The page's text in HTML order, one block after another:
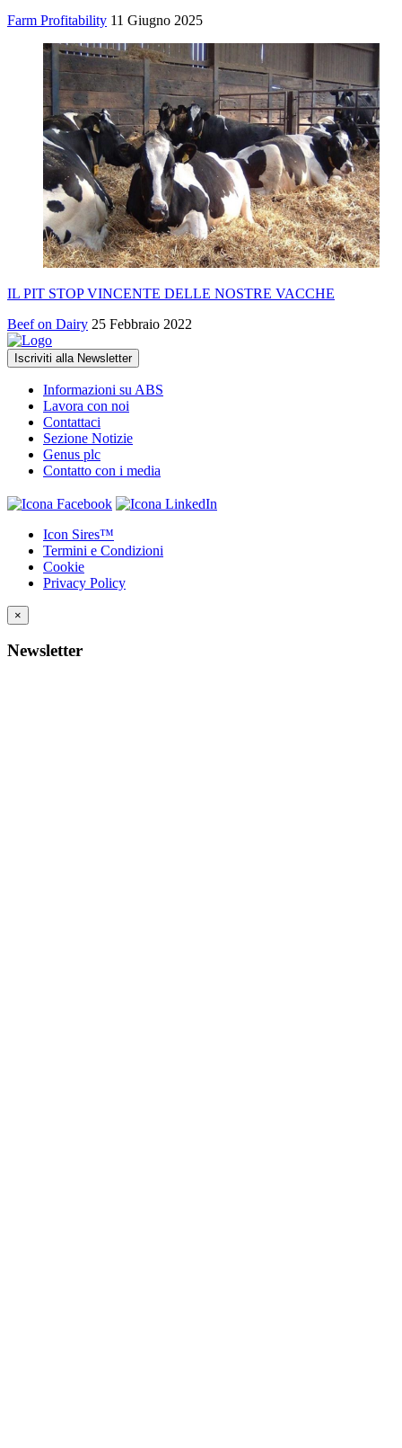
Farm Profitability 11 Giugno 2025
IL PIT STOP VINCENTE DELLE NOSTRE VACCHE
Beef on Dairy 25 Febbraio 2022
Iscriviti alla Newsletter
Informazioni su ABS
Lavora con noi
Contattaci
Sezione Notizie
Genus plc
Contatto con i media
Icon Sires™
Termini e Condizioni
Cookie
Privacy Policy
×
Newsletter